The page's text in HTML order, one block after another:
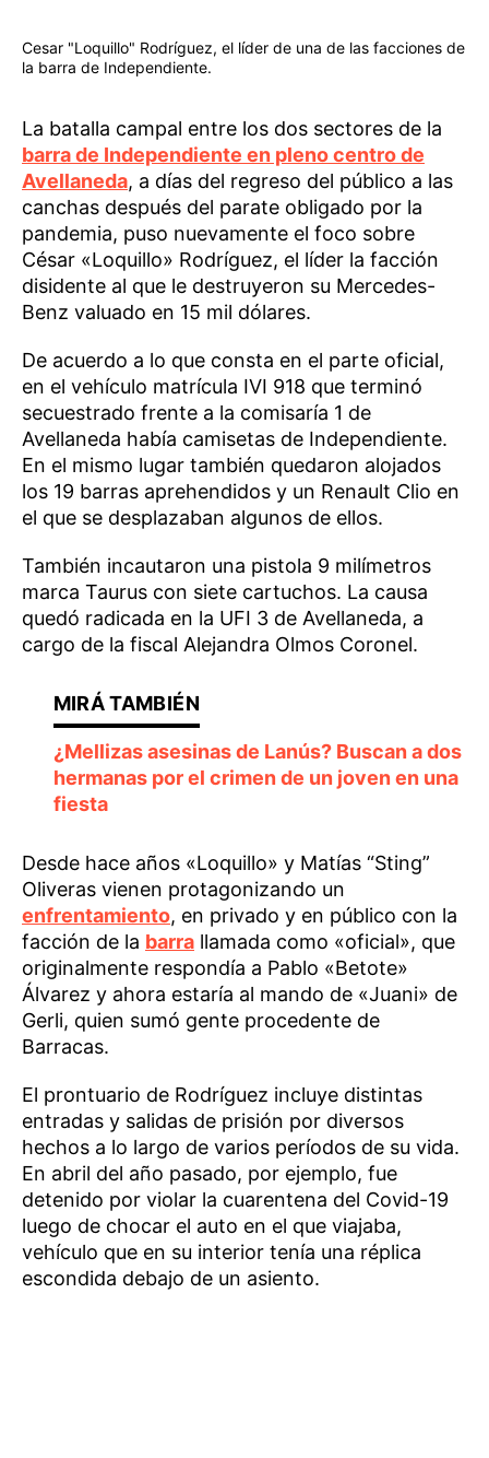
Cesar "Loquillo" Rodríguez, el líder de una de las facciones de
la barra de Independiente.
La batalla campal entre los dos sectores de la
barra de Independiente en pleno centro de
Avellaneda, a días del regreso del público a las
canchas después del parate obligado por la
pandemia, puso nuevamente el foco sobre
César «Loquillo» Rodríguez, el líder la facción
disidente al que le destruyeron su Mercedes-
Benz valuado en 15 mil dólares.
De acuerdo a lo que consta en el parte oficial,
en el vehículo matrícula IVI 918 que terminó
secuestrado frente a la comisaría 1 de
Avellaneda había camisetas de Independiente.
En el mismo lugar también quedaron alojados
los 19 barras aprehendidos y un Renault Clio en
el que se desplazaban algunos de ellos.
También incautaron una pistola 9 milímetros
marca Taurus con siete cartuchos. La causa
quedó radicada en la UFI 3 de Avellaneda, a
cargo de la fiscal Alejandra Olmos Coronel.
¿Mellizas asesinas de Lanús? Buscan a dos
hermanas por el crimen de un joven en una
fiesta
Desde hace años «Loquillo» y Matías “Sting”
Oliveras vienen protagonizando un
enfrentamiento, en privado y en público con la
facción de la barra llamada como «oficial», que
originalmente respondía a Pablo «Betote»
Álvarez y ahora estaría al mando de «Juani» de
Gerli, quien sumó gente procedente de
Barracas.
El prontuario de Rodríguez incluye distintas
entradas y salidas de prisión por diversos
hechos a lo largo de varios períodos de su vida.
En abril del año pasado, por ejemplo, fue
detenido por violar la cuarentena del Covid-19
luego de chocar el auto en el que viajaba,
vehículo que en su interior tenía una réplica
escondida debajo de un asiento.